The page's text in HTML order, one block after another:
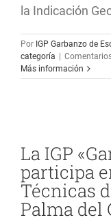
la Indicación
Por IGP Garbanzo de
categoría |
Más información
La IGP
participa
Técnicas
Palma del